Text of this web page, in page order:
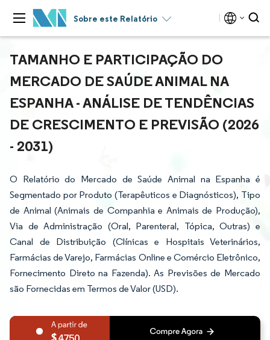
Sobre este Relatório
TAMANHO E PARTICIPAÇÃO DO
MERCADO DE SAÚDE ANIMAL NA
ESPANHA - ANÁLISE DE TENDÊNCIAS
DE CRESCIMENTO E PREVISÃO (2026
- 2031)
O Relatório do Mercado de Saúde Animal na Espanha é
Segmentado por Produto (Terapêuticos e Diagnósticos), Tipo
de Animal (Animais de Companhia e Animais de Produção),
Via de Administração (Oral, Parenteral, Tópica, Outras) e
Canal de Distribuição (Clínicas e Hospitais Veterinários,
Farmácias de Varejo, Farmácias Online e Comércio Eletrônico,
Fornecimento Direto na Fazenda). As Previsões de Mercado
são Fornecidas em Termos de Valor (USD).